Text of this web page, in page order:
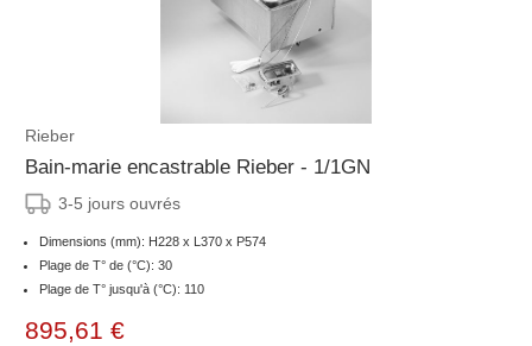
Rieber
Bain-marie encastrable Rieber - 1/1GN
3-5 jours ouvrés
Dimensions (mm): H228 x L370 x P574
Plage de T° de (°C): 30
Plage de T° jusqu'à (°C): 110
895,61 €